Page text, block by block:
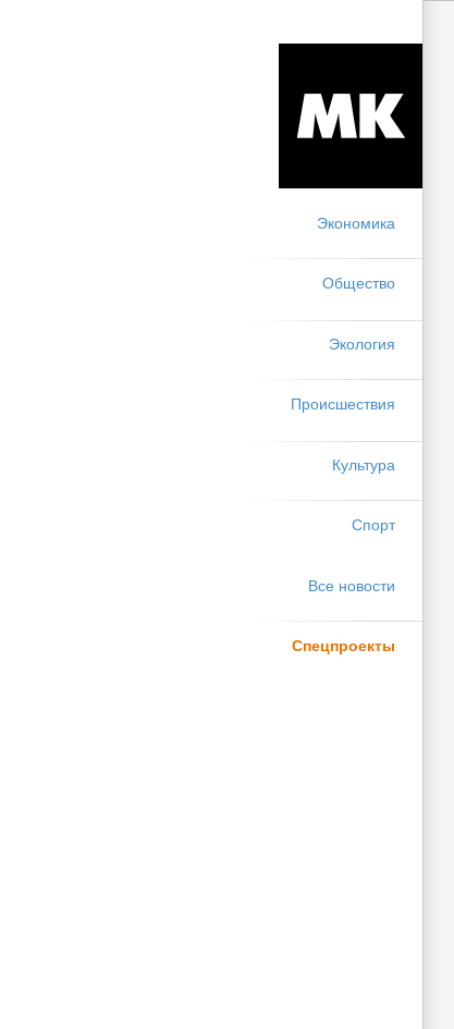
Экономика
Общество
Экология
Происшествия
Культура
Спорт
Все новости
Спецпроекты